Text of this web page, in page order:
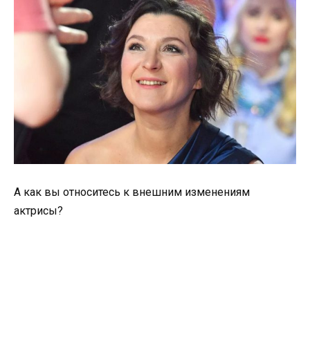
А как вы относитесь к внешним изменениям
актрисы?